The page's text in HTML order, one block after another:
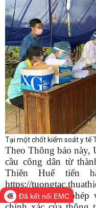
Tại một chốt kiểm soát y tế
Theo Thông báo này,
cầu công dân từ
Thiên Huế tiến
https://
phê duyệt cho phép
Đã kết nối EMC